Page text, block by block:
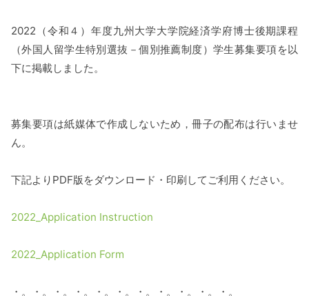
2022（令和４）年度九州大学大学院経済学府博士後期課程
（外国人留学生特別選抜－個別推薦制度）学生募集要項を以
下に掲載しました。
募集要項は紙媒体で作成しないため，冊子の配布は行いませ
ん。
下記よりPDF版をダウンロード・印刷してご利用ください。
2022_Application Instruction
2022_Application Form
・。・。・。・。・。・。・。・。・。・。・。